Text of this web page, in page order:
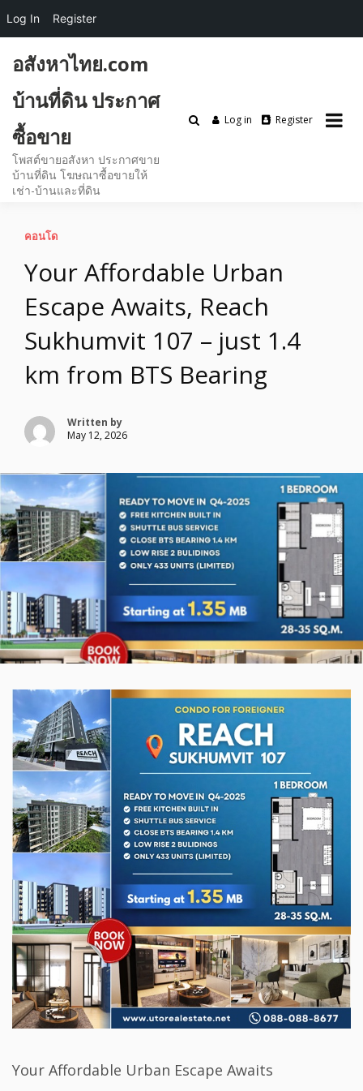
content
อสังหาไทย.com
บ้านที่ดิน ประกาศ
ซื้อขาย
โพสต์ขายอสังหา ประกาศขาย
บ้านที่ดิน โฆษณาซื้อขายให้
เช่า-บ้านและที่ดิน
Log in Register
คอนโด
Your Affordable Urban
Escape Awaits, Reach
Sukhumvit 107 – just 1.4
km from BTS Bearing
Written by
May 12, 2026
Your Affordable Urban Escape Awaits
Log In Register